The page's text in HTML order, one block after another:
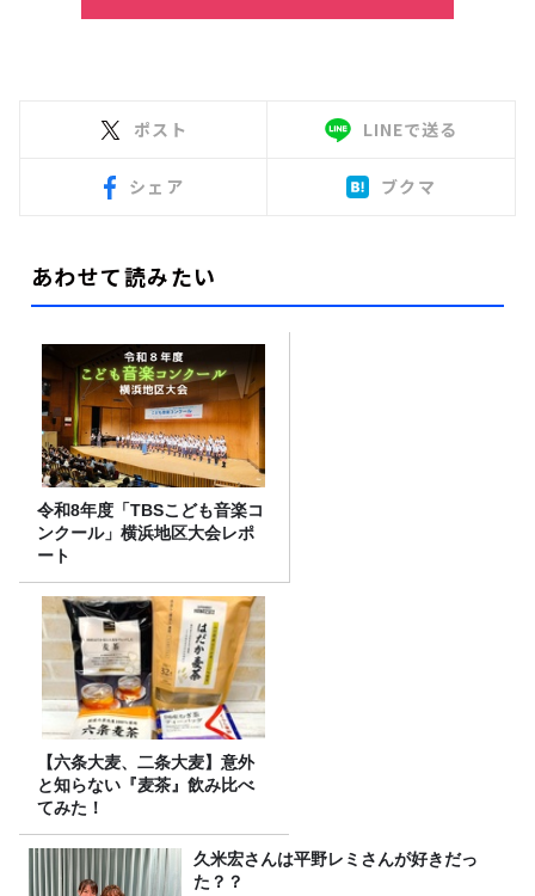
ポスト LINEで送る
シェア ブクマ
あわせて読みたい
令和8年度「TBSこども音楽コ
ンクール」横浜地区大会レポ
ート
【六条大麦、二条大麦】意外
と知らない『麦茶』飲み比べ
てみた！
久米宏さんは平野レミさんが好きだっ
た？？